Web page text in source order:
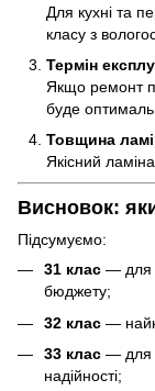
Для кухні та
класу з
Термін
Якщо ремонт
буде
Товщина
Якісний
Висновок:
Підсумуємо:
31 клас — для
бюджету;
32 клас —
33 клас — для
надійності;